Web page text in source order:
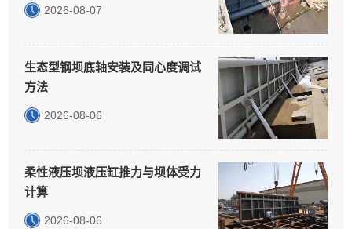
2026-08-07
生态型钢坝底轴安装及同心度调试
方法
2026-08-06
柔性液压坝液压缸推力与坝体受力
计算
2026-08-06